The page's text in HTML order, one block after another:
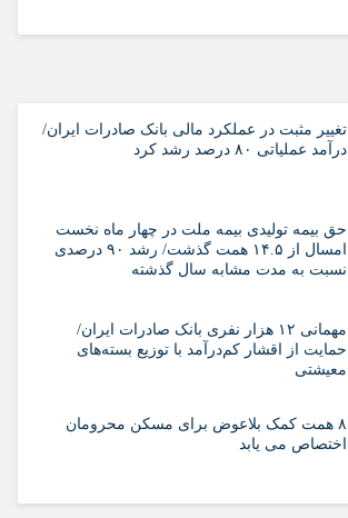
تغییر مثبت در عملکرد مالی بانک صادرات ایران/
درآمد عملیاتی ۸۰ درصد رشد کرد
حق بیمه تولیدی بیمه ملت در چهار ماه نخست
امسال از ۱۴.۵ همت گذشت/ رشد ۹۰ درصدی
نسبت به مدت مشابه سال گذشته
مهمانی ۱۲ هزار نفری بانک صادرات ایران/
حمایت از اقشار کم‌درآمد با توزیع بسته‌های
معیشتی
۸ همت کمک بلاعوض برای مسکن محرومان
اختصاص می یابد